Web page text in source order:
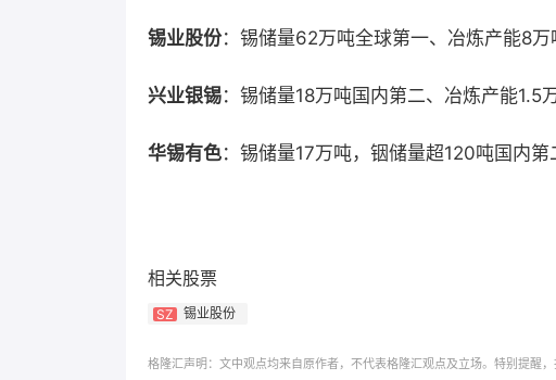
锡业股份：锡储量62万吨全球第一、冶炼产能8
兴业银锡：锡储量18万吨国内第二、冶炼产能1.5
华锡有色：锡储量17万吨，铟储量超120吨国内第
相关股票
SZ 锡业股份
格隆汇声明：文中观点均来自原作者，不代表格隆汇观点及立场。特别提醒